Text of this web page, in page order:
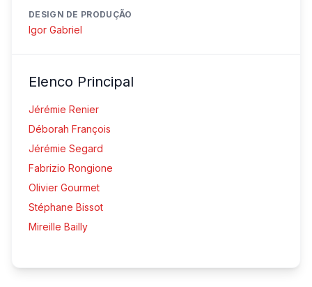
DESIGN DE PRODUÇÃO
Igor Gabriel
Elenco Principal
Jérémie Renier
Déborah François
Jérémie Segard
Fabrizio Rongione
Olivier Gourmet
Stéphane Bissot
Mireille Bailly